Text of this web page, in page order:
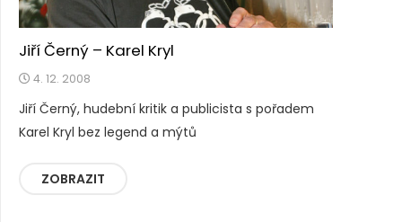
Jiří Černý – Karel Kryl
4. 12. 2008
Jiří Černý, hudební kritik a publicista s pořadem
Karel Kryl bez legend a mýtů
ZOBRAZIT